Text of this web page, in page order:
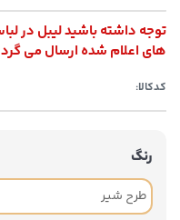
توجه داشته باشید لیبل در
های اعلام شده ارسال می
کدکالا:
رنگ